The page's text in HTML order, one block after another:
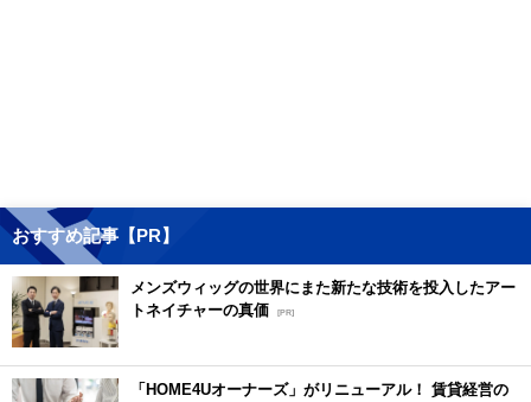
おすすめ記事【PR】
メンズウィッグの世界にまた新たな技術を投入したアー
トネイチャーの真価 [PR]
「HOME4Uオーナーズ」がリニューアル！ 賃貸経営の